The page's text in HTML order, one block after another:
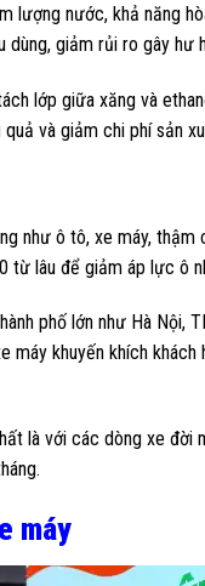
lượng nước, khả năng
giảm rủi ro gây hư
lớp giữa xăng và
và giảm chi phí sản
như ô tô, xe máy, thậm
từ lâu để giảm áp lực ô
phố lớn như Hà Nội,
khuyến khích khách
là với các dòng xe đời
máy